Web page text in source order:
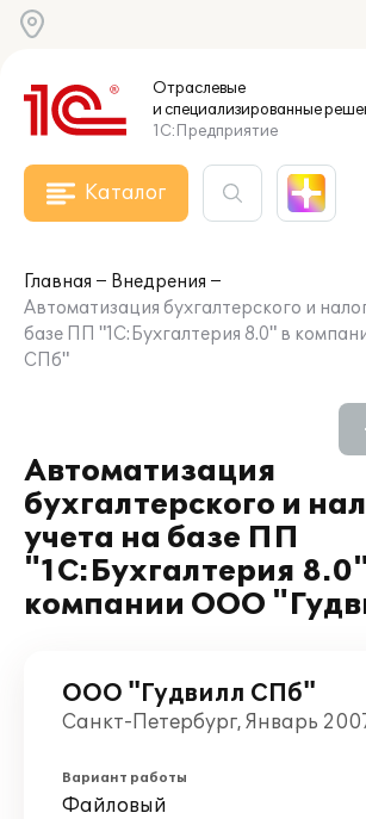
Отраслевые
и специализированные
1С:Предприятие
Каталог
Главная
Внедрения
Автоматизация бухгалтерского и
базе ПП "1С:Бухгалтерия 8.0" в
СПб"
Автоматизация
бухгалтерского и
учета на базе ПП
"1С:Бухгалтерия
компании ООО
ООО "Гудвилл СПб"
Санкт-Петербург, Январь
Вариант работы
Файловый